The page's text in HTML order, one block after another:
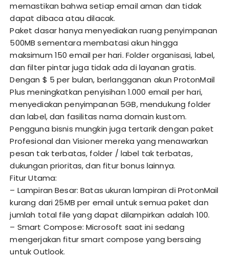
memastikan bahwa setiap email aman dan tidak
dapat dibaca atau dilacak.
Paket dasar hanya menyediakan ruang penyimpanan
500MB sementara membatasi akun hingga
maksimum 150 email per hari. Folder organisasi, label,
dan filter pintar juga tidak ada di layanan gratis.
Dengan $ 5 per bulan, berlangganan akun ProtonMail
Plus meningkatkan penyisihan 1.000 email per hari,
menyediakan penyimpanan 5GB, mendukung folder
dan label, dan fasilitas nama domain kustom.
Pengguna bisnis mungkin juga tertarik dengan paket
Profesional dan Visioner mereka yang menawarkan
pesan tak terbatas, folder / label tak terbatas,
dukungan prioritas, dan fitur bonus lainnya.
Fitur Utama:
– Lampiran Besar: Batas ukuran lampiran di ProtonMail
kurang dari 25MB per email untuk semua paket dan
jumlah total file yang dapat dilampirkan adalah 100.
– Smart Compose: Microsoft saat ini sedang
mengerjakan fitur smart compose yang bersaing
untuk Outlook.